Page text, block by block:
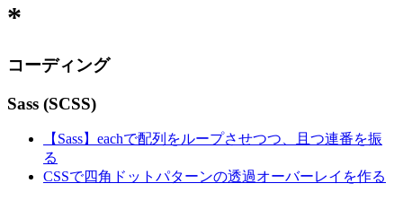
*
コーディング
Sass (SCSS)
【Sass】eachで配列をループさせつつ、且つ連番を振
る
CSSで四角ドットパターンの透過オーバーレイを作る